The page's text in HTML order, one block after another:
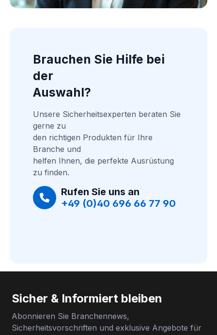
Brauchen Sie Hilfe bei
der
Auswahl?
Unsere Sicherheitsexperten beraten Sie
gerne zu
den richtigen Produkten für Ihre
Branche und
helfen Ihnen, die perfekte Ausrüstung
zu finden.
Rufen Sie uns an
+49 (0)40 696 66 77 90
Sicher & Informiert bleiben
Abonnieren Sie Branchennews,
Sicherheitsvorschriften und exklusive Angebote für